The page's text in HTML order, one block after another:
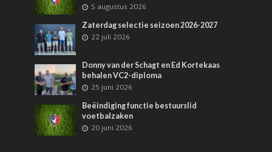
5 augustus 2026
Zaterdag selectie seizoen 2026-2027
22 juli 2026
Donny van der Schagt en Ed Kortekaas
behalen VC2-diploma
25 juni 2026
Beëindiging functie bestuurslid
voetbalzaken
20 juni 2026